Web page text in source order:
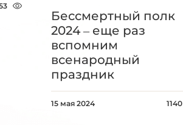
Бессмертный полк
2024 – еще раз
вспомним
всенародный
праздник
15 мая 2024 1140